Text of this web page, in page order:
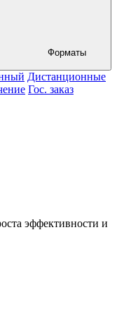
Дистанционные
Гос. заказ
эффективности и